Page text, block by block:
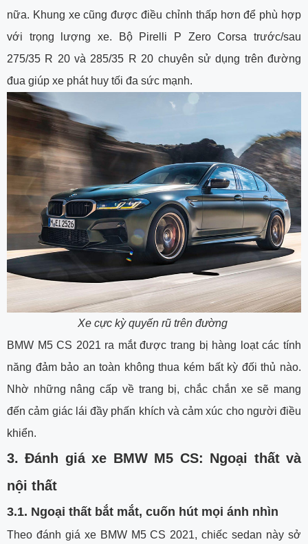
nữa. Khung xe cũng được điều chỉnh thấp hơn để phù hợp
với trọng lượng xe. Bộ Pirelli P Zero Corsa trước/sau
275/35 R 20 và 285/35 R 20 chuyên sử dụng trên đường
đua giúp xe phát huy tối đa sức mạnh.
Xe cực kỳ quyến rũ trên đường
BMW M5 CS 2021 ra mắt được trang bị hàng loạt các tính
năng đảm bảo an toàn không thua kém bất kỳ đối thủ nào.
Nhờ những nâng cấp về trang bị, chắc chắn xe sẽ mang
đến cảm giác lái đầy phấn khích và cảm xúc cho người điều
khiển.
3. Đánh giá xe BMW M5 CS: Ngoại thất và
nội thất
3.1. Ngoại thất bắt mắt, cuốn hút mọi ánh nhìn
Theo đánh giá xe BMW M5 CS 2021, chiếc sedan này sở